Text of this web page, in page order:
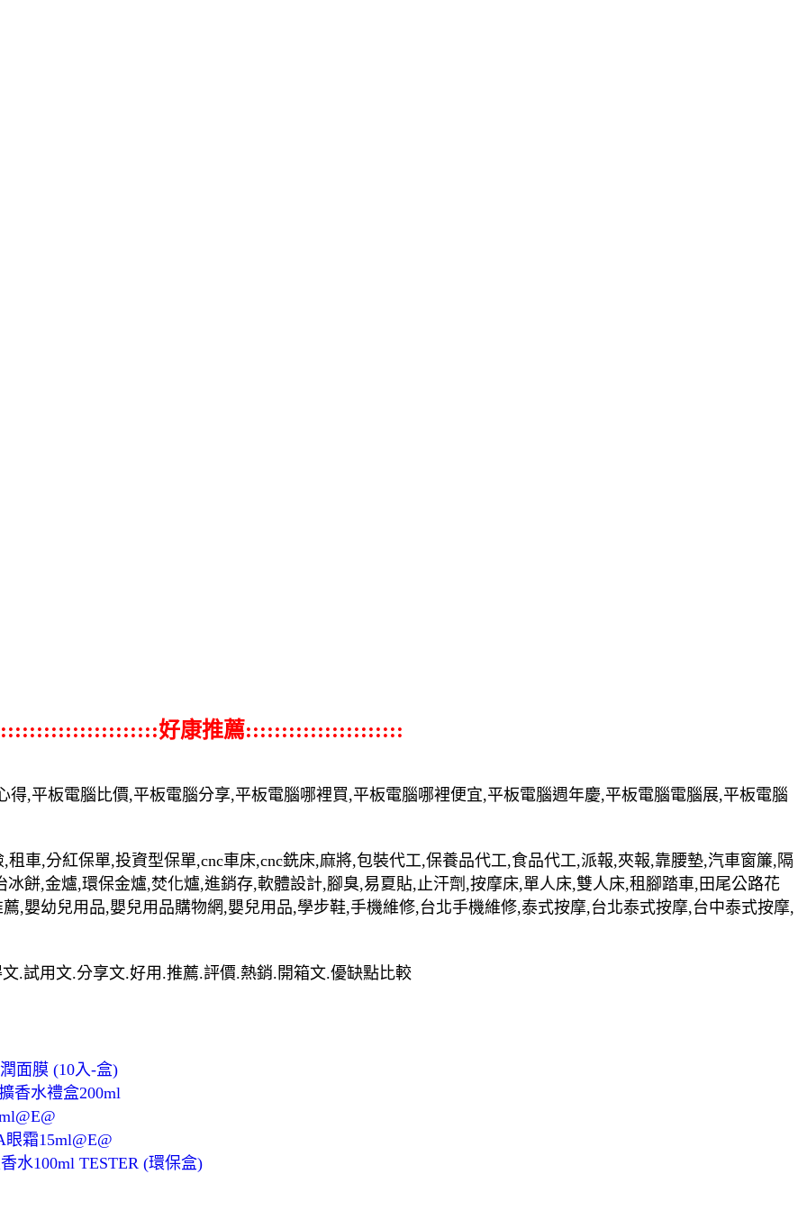
::::::::::::::::::::::好康推薦::::::::::::::::::::::
,平板電腦比價,平板電腦分享,平板電腦哪裡買,平板電腦哪裡便宜,平板電腦週年慶,平板電腦電腦展,平板電腦
車,分紅保單,投資型保單,cnc車床,cnc銑床,麻將,包裝代工,保養品代工,食品代工,派報,夾報,靠腰墊,汽車窗簾,隔
餅,金爐,環保金爐,焚化爐,進銷存,軟體設計,腳臭,易夏貼,止汗劑,按摩床,單人床,雙人床,租腳踏車,田尾公路花
,嬰幼兒用品,嬰兒用品購物網,嬰兒用品,學步鞋,手機維修,台北手機維修,泰式按摩,台北泰式按摩,台中泰式按摩,
.試用文.分享文.好用.推薦.評價.熱銷.開箱文.優缺點比較
面膜 (10入-盒)
香水禮盒200ml
霜15ml@E@
水100ml TESTER (環保盒)